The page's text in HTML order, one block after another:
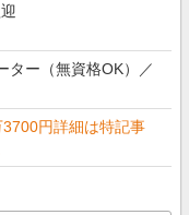
ター（無資格OK）／
円詳細は特記事